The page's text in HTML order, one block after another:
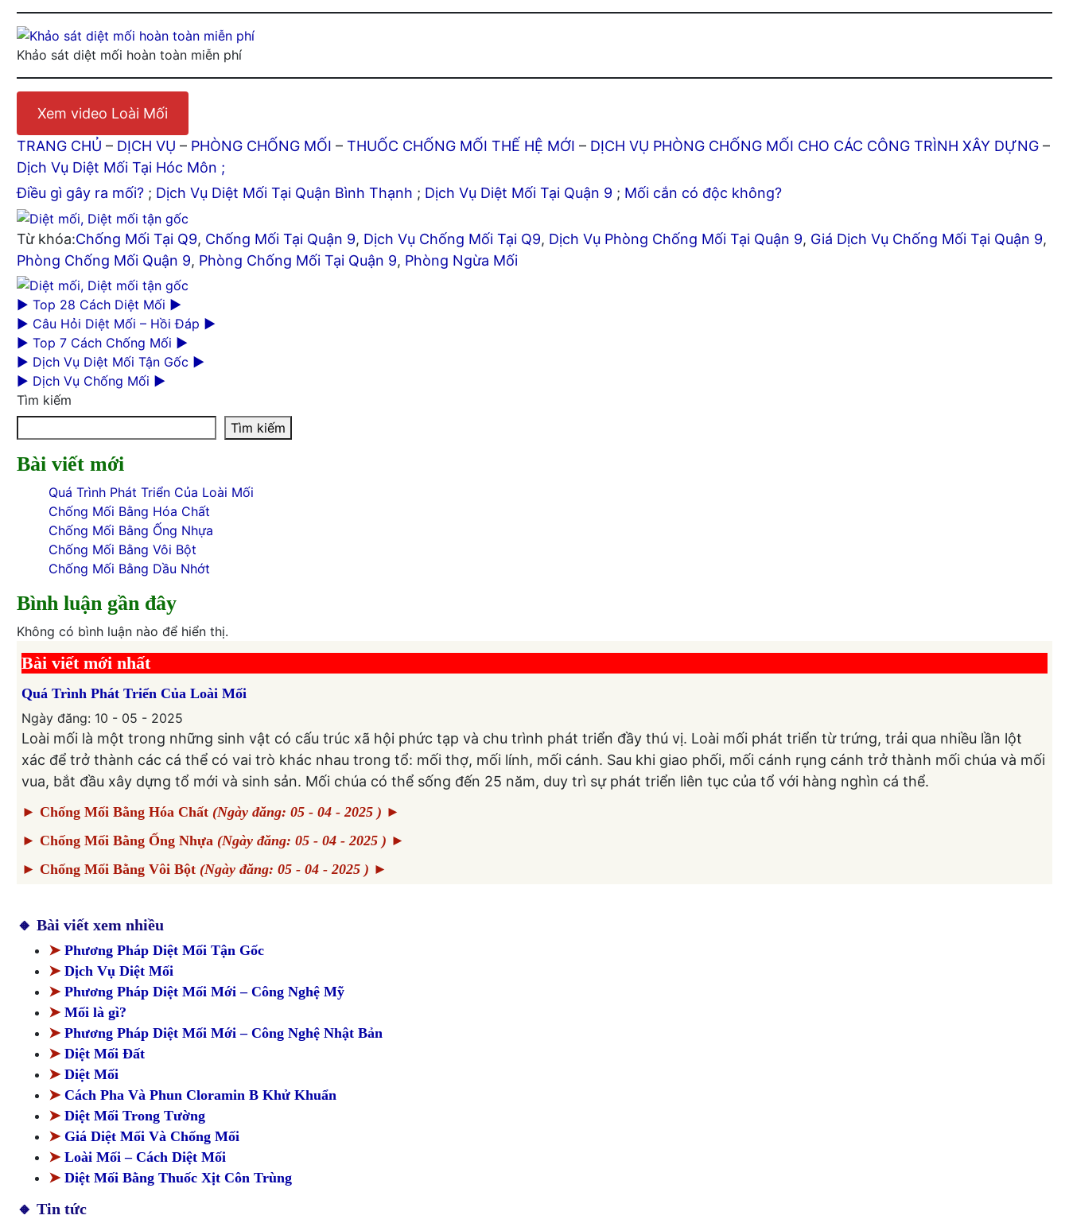
Khảo sát diệt mối hoàn toàn miễn phí
Xem video Loài Mối
TRANG CHỦ – DỊCH VỤ – PHÒNG CHỐNG MỐI – THUỐC CHỐNG MỐI THẾ HỆ MỚI – DỊCH VỤ PHÒNG CHỐNG MỐI CHO CÁC CÔNG TRÌNH XÂY DỰNG –
Dịch Vụ Diệt Mối Tại Hóc Môn ;
Điều gì gây ra mối? ; Dịch Vụ Diệt Mối Tại Quận Bình Thạnh ; Dịch Vụ Diệt Mối Tại Quận 9 ; Mối cắn có độc không?
Từ khóa:Chống Mối Tại Q9, Chống Mối Tại Quận 9, Dịch Vụ Chống Mối Tại Q9, Dịch Vụ Phòng Chống Mối Tại Quận 9, Giá Dịch Vụ Chống Mối Tại Quận 9,
Phòng Chống Mối Quận 9, Phòng Chống Mối Tại Quận 9, Phòng Ngừa Mối
► Top 28 Cách Diệt Mối ►
► Câu Hỏi Diệt Mối – Hồi Đáp ►
► Top 7 Cách Chống Mối ►
► Dịch Vụ Diệt Mối Tận Gốc ►
► Dịch Vụ Chống Mối ►
Tìm kiếm
Tìm kiếm
Bài viết mới
Quá Trình Phát Triển Của Loài Mối
Chống Mối Bằng Hóa Chất
Chống Mối Bằng Ống Nhựa
Chống Mối Bằng Vôi Bột
Chống Mối Bằng Dầu Nhớt
Bình luận gần đây
Không có bình luận nào để hiển thị.
Bài viết mới nhất
Quá Trình Phát Triển Của Loài Mối
Ngày đăng: 10 - 05 - 2025
Loài mối là một trong những sinh vật có cấu trúc xã hội phức tạp và chu trình phát triển đầy thú vị. Loài mối phát triển từ trứng, trải qua nhiều lần lột
xác để trở thành các cá thể có vai trò khác nhau trong tổ: mối thợ, mối lính, mối cánh. Sau khi giao phối, mối cánh rụng cánh trở thành mối chúa và mối
vua, bắt đầu xây dựng tổ mới và sinh sản. Mối chúa có thể sống đến 25 năm, duy trì sự phát triển liên tục của tổ với hàng nghìn cá thể.
► Chống Mối Bằng Hóa Chất (Ngày đăng: 05 - 04 - 2025 ) ►
► Chống Mối Bằng Ống Nhựa (Ngày đăng: 05 - 04 - 2025 ) ►
► Chống Mối Bằng Vôi Bột (Ngày đăng: 05 - 04 - 2025 ) ►
🔸 Bài viết xem nhiều
➤ Phương Pháp Diệt Mối Tận Gốc
➤ Dịch Vụ Diệt Mối
➤ Phương Pháp Diệt Mối Mới – Công Nghệ Mỹ
➤ Mối là gì?
➤ Phương Pháp Diệt Mối Mới – Công Nghệ Nhật Bản
➤ Diệt Mối Đất
➤ Diệt Mối
➤ Cách Pha Và Phun Cloramin B Khử Khuẩn
➤ Diệt Mối Trong Tường
➤ Giá Diệt Mối Và Chống Mối
➤ Loài Mối – Cách Diệt Mối
➤ Diệt Mối Bằng Thuốc Xịt Côn Trùng
🔸 Tin tức